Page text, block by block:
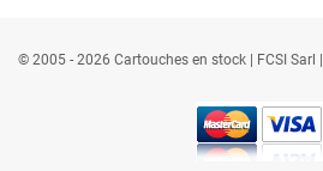
© 2005 - 2026 Cartouches en stock | FCSI Sarl |